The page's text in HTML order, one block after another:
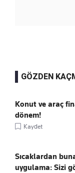
GÖZDEN
Konut ve araç
dönem!
Kaydet
Sıcaklardan
uygulama: Sizi